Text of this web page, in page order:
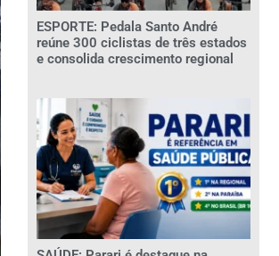
ESPORTE: Pedala Santo André
reúne 300 ciclistas de três estados
e consolida crescimento regional